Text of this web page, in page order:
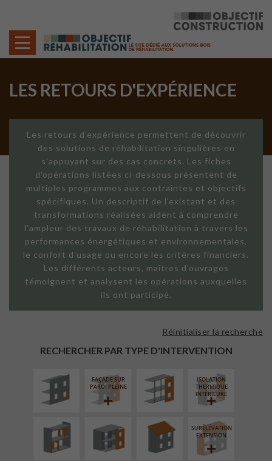
LES RETOURS D'EXPÉRIENCE
Les retours d'expérience permettent de découvrir
des solutions de réhabilitation singulières en
s'appuyant sur des cas concrets. Les fiches
d'opérations listées ci-dessous présentent de
multiples programmes aux contraintes et objectifs
spécifiques. Un descriptif de l'existant et des
transformations réalisées aident à comprendre
l'ampleur des travaux de réhabilitation à travers les
performances énergétiques et environnementales,
le confort d'usage ou encore les critères financiers.
Les différents acteurs, maîtres d'ouvrages
témoignent et analysent les opérations auxquelles
ils ont participé.
RECHERCHER PAR TYPE D'INTERVENTION
Réinitialiser la recherche
EXTÉRIEURE
FAÇADE SUR
PAROI PLEINE
FAÇADE SUR
LINÉAIRE
ISOLATION
THERMIQUE
INTÉRIEURE
RÉAMÉNAGEMENT
INTÉRIEUR
FERMETURE
LOGGIAS
RÉFECTION DES
TOITURES
SURÉLÉVATION
EXTENSION
PROCÉDÉ
PARTICULIER